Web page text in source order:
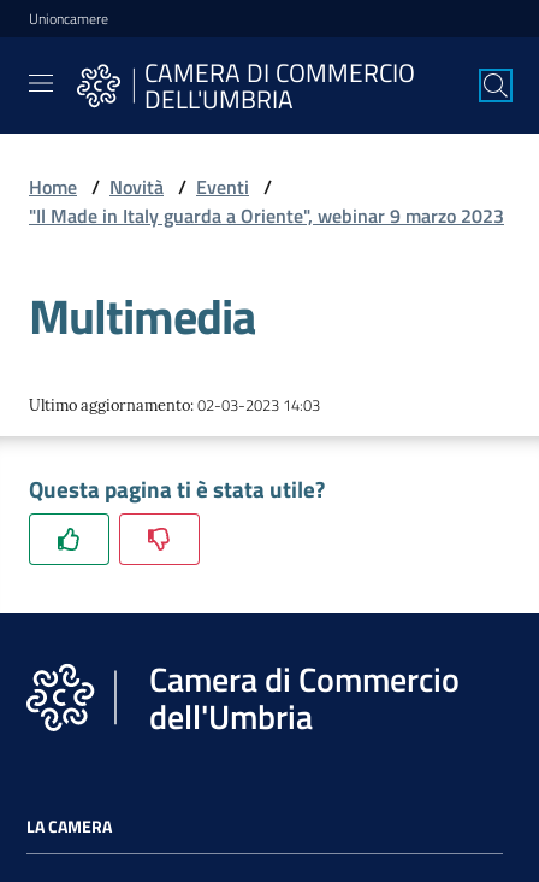
Vai al contenuto
Vai alla navigazione
Vai al footer
Unioncamere
CAMERA DI COMMERCIO
DELL'UMBRIA
CAMERA DI
COMMERCIO
DELL'UMBRIA
l'Impresa
Gestire
l'Impresa
Promuovere
e
il
territorio
Tutelare
l'Impresa
Home / Novità / Eventi /
"Il Made in Italy guarda a Oriente", webinar 9 marzo 2023
Multimedia
Ultimo aggiornamento:02-03-2023 14:03
Questa pagina ti è stata utile?
Camera di Commercio
dell'Umbria
LA CAMERA